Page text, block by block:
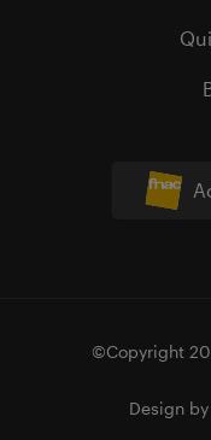
©Copyright
Design by